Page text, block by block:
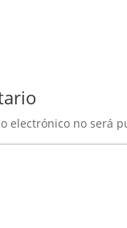
electrónico no será